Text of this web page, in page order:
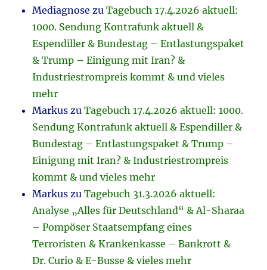
Mediagnose zuTagebuch 17.4.2026 aktuell:
1000. Sendung Kontrafunk aktuell &
Espendiller & Bundestag – Entlastungspaket
& Trump – Einigung mit Iran? &
Industriestrompreis kommt & und vieles
mehr
Markus zuTagebuch 17.4.2026 aktuell: 1000.
Sendung Kontrafunk aktuell & Espendiller &
Bundestag – Entlastungspaket & Trump –
Einigung mit Iran? & Industriestrompreis
kommt & und vieles mehr
Markus zuTagebuch 31.3.2026 aktuell:
Analyse „Alles für Deutschland“ & Al-Sharaa
– Pompöser Staatsempfang eines
Terroristen & Krankenkasse – Bankrott &
Dr. Curio & E-Busse & vieles mehr